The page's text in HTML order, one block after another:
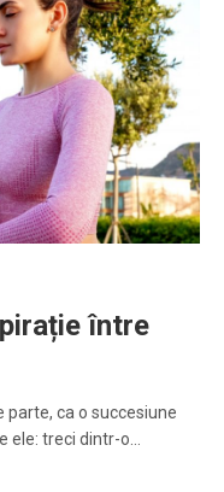
între
ca o succesiune
ele: treci dintr-o…